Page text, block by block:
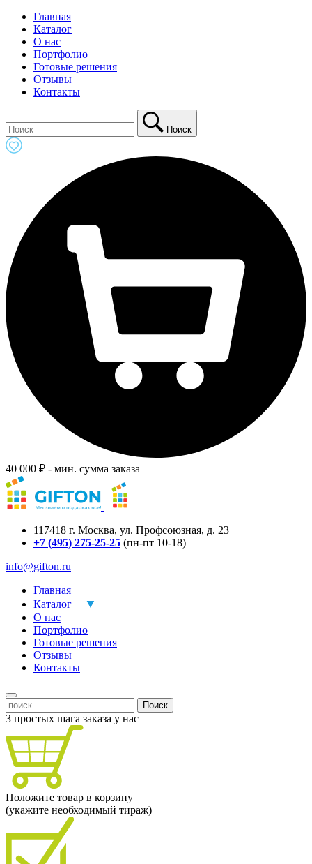
Главная
Каталог
О нас
Портфолио
Готовые решения
Отзывы
Контакты
Поиск
40 000 ₽ - мин. сумма заказа
117418 г. Москва, ул. Профсоюзная, д. 23
+7 (495) 275-25-25 (пн-пт 10-18)
info@gifton.ru
Главная
Каталог
О нас
Портфолио
Готовые решения
Отзывы
Контакты
Поиск
3 простых шага заказа у нас
Положите товар в корзину
(укажите необходимый тираж)